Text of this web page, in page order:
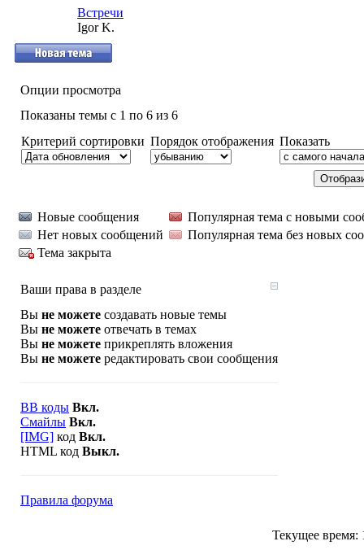
Встречи
Igor K.
Опции просмотра
Показаны темы с 1 по 6 из 6
Критерий сортировки Порядок отображения Показать
Новые сообщения
Популярная тема с новыми
Нет новых сообщений
Популярная тема без новых
Тема закрыта
Ваши права в разделе
Вы не можете создавать новые темы
Вы не можете отвечать в темах
Вы не можете прикреплять вложения
Вы не можете редактировать свои сообщения
BB коды Вкл.
Смайлы Вкл.
[IMG] код Вкл.
HTML код Выкл.
Правила форума
Текущее время: